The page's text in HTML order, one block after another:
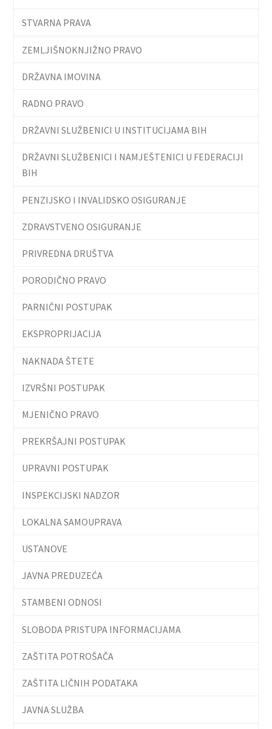
STVARNA PRAVA
ZEMLJIŠNOKNJIŽNO PRAVO
DRŽAVNA IMOVINA
RADNO PRAVO
DRŽAVNI SLUŽBENICI U INSTITUCIJAMA BIH
DRŽAVNI SLUŽBENICI I NAMJEŠTENICI U FEDERACIJI
BIH
PENZIJSKO I INVALIDSKO OSIGURANJE
ZDRAVSTVENO OSIGURANJE
PRIVREDNA DRUŠTVA
PORODIČNO PRAVO
PARNIČNI POSTUPAK
EKSPROPRIJACIJA
NAKNADA ŠTETE
IZVRŠNI POSTUPAK
MJENIČNO PRAVO
PREKRŠAJNI POSTUPAK
UPRAVNI POSTUPAK
INSPEKCIJSKI NADZOR
LOKALNA SAMOUPRAVA
USTANOVE
JAVNA PREDUZEĆA
STAMBENI ODNOSI
SLOBODA PRISTUPA INFORMACIJAMA
ZAŠTITA POTROŠAČA
ZAŠTITA LIČNIH PODATAKA
JAVNA SLUŽBA